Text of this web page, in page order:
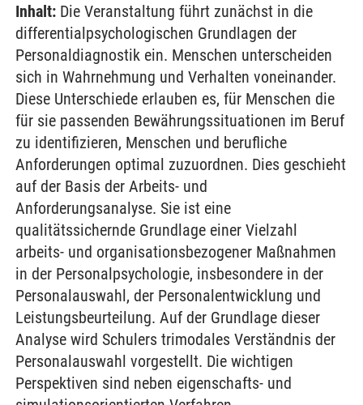
Inhalt: Die Veranstaltung führt zunächst in die
differentialpsychologischen Grundlagen der
Personaldiagnostik ein. Menschen unterscheiden
sich in Wahrnehmung und Verhalten voneinander.
Diese Unterschiede erlauben es, für Menschen die
für sie passenden Bewährungssituationen im Beruf
zu identifizieren, Menschen und berufliche
Anforderungen optimal zuzuordnen. Dies geschieht
auf der Basis der Arbeits- und
Anforderungsanalyse. Sie ist eine
qualitätssichernde Grundlage einer Vielzahl
arbeits- und organisationsbezogener Maßnahmen
in der Personalpsychologie, insbesondere in der
Personalauswahl, der Personalentwicklung und
Leistungsbeurteilung. Auf der Grundlage dieser
Analyse wird Schulers trimodales Verständnis der
Personalauswahl vorgestellt. Die wichtigen
Perspektiven sind neben eigenschafts- und